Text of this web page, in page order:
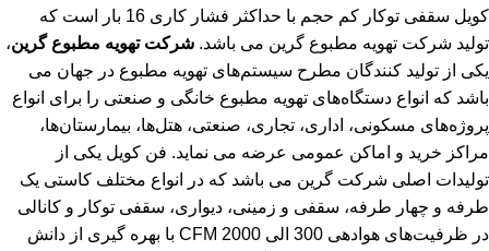
کویل سقفی توکار کم حجم با حداکثر فشار کاری 16 بار است که
تولید شرکت تهویه مطبوع گرین می باشد. شرکت تهویه مطبوع گرین،
یکی از تولید کنندگان مطرح سیستم‌های تهویه مطبوع در جهان می
باشد که انواع دستگاه‌های تهویه مطبوع خانگی و صنعتی را برای انواع
پروژه‌های مسکونی، اداری، تجاری، صنعتی، هتل‌ها، بیمارستان‌ها،
مراکز خرید و اماکن عمومی عرضه می نماید. فن کویل یکی از
تولیدات اصلی شرکت گرین می باشد که در انواع مختلف کاستی یک
طرفه و چهار طرفه، سقفی و زمینی، دیواری، سقفی توکار و کانالی
در ظرفیت‌های هوادهی 300 الی 2000 CFM با بهره گیری از دانش